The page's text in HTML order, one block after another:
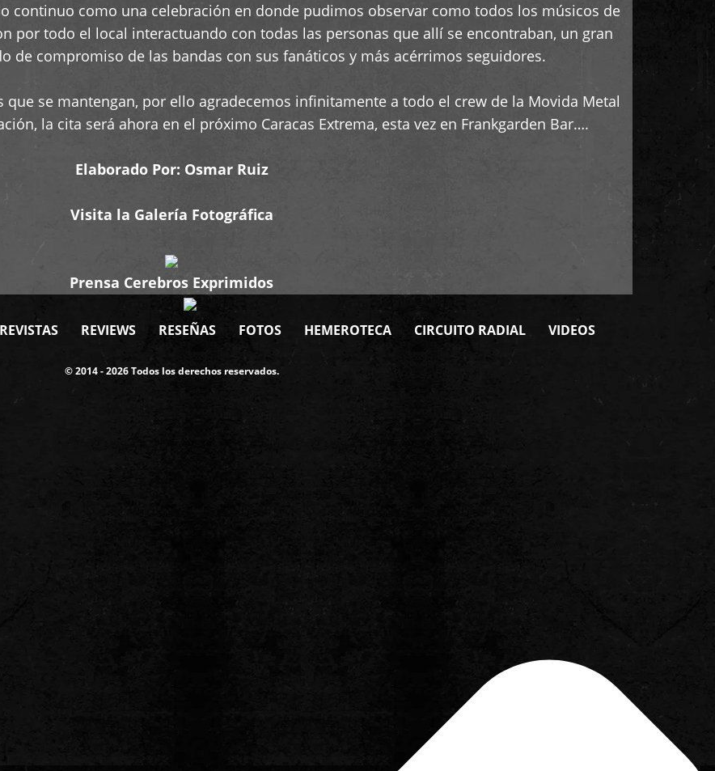
continuo como una celebración en donde pudimos observar como todos los músicos de
por todo el local interactuando con todas las personas que allí se encontraban, un gran
de compromiso de las bandas con sus fanáticos y más acérrimos seguidores.
que se mantengan, por ello agradecemos infinitamente a todo el crew de la Movida Metal
la cita será ahora en el próximo Caracas Extrema, esta vez en Frankgarden Bar….
Elaborado Por: Osmar Ruiz
Visita la Galería Fotográfica
Prensa Cerebros Exprimidos
REVIEWS RESEÑAS FOTOS HEMEROTECA CIRCUITO RADIAL VIDEOS
© 2014 - 2026 Todos los derechos reservados.